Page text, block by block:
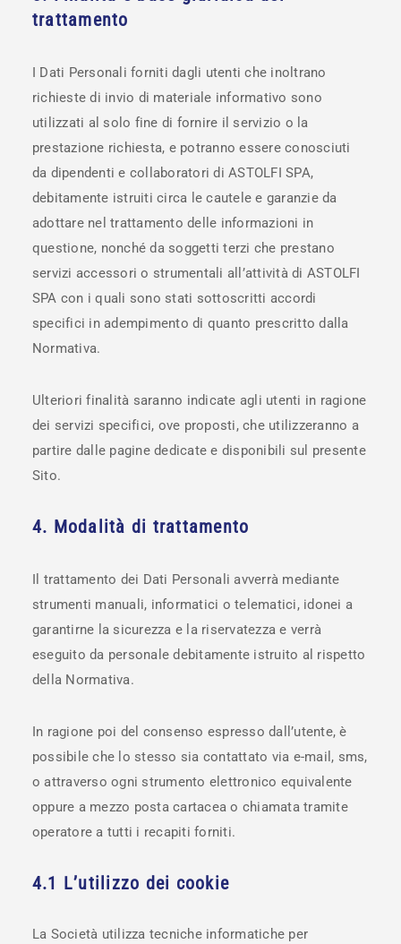
trattamento
I Dati Personali forniti dagli utenti che inoltrano
richieste di invio di materiale informativo sono
utilizzati al solo fine di fornire il servizio o la
prestazione richiesta, e potranno essere conosciuti
da dipendenti e collaboratori di ASTOLFI SPA,
debitamente istruiti circa le cautele e garanzie da
adottare nel trattamento delle informazioni in
questione, nonché da soggetti terzi che prestano
servizi accessori o strumentali all’attività di ASTOLFI
SPA con i quali sono stati sottoscritti accordi
specifici in adempimento di quanto prescritto dalla
Normativa.
Ulteriori finalità saranno indicate agli utenti in ragione
dei servizi specifici, ove proposti, che utilizzeranno a
partire dalle pagine dedicate e disponibili sul presente
Sito.
4. Modalità di trattamento
Il trattamento dei Dati Personali avverrà mediante
strumenti manuali, informatici o telematici, idonei a
garantirne la sicurezza e la riservatezza e verrà
eseguito da personale debitamente istruito al rispetto
della Normativa.
In ragione poi del consenso espresso dall’utente, è
possibile che lo stesso sia contattato via e-mail, sms,
o attraverso ogni strumento elettronico equivalente
oppure a mezzo posta cartacea o chiamata tramite
operatore a tutti i recapiti forniti.
4.1 L’utilizzo dei cookie
La Società utilizza tecniche informatiche per